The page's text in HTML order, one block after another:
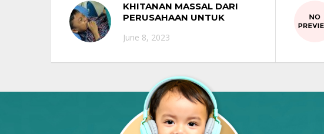
KHITANAN MASSAL DARI
PERUSAHAAN UNTUK
June 8, 2023